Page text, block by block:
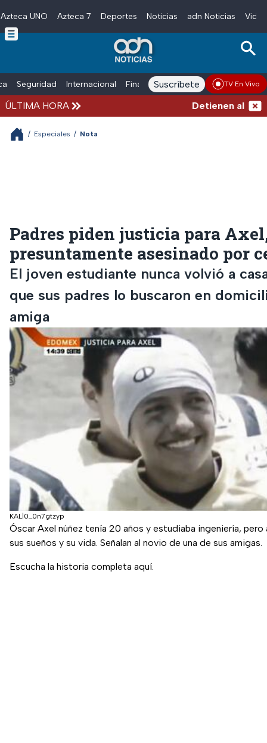
Skip to main content
Azteca UNO Azteca 7 Deportes Noticias adn Noticias
Seguridad Internacional Finanzas adn Noticias Radio
Suscríbete TV En Vivo
ÚLTIMA HORA Detienen al
/ Especiales / Nota
Padres piden justicia para
presuntamente asesinado por
El joven estudiante nunca volvió a
que sus padres lo buscaron en
amiga
KAL|0_0n7gtzyp
Óscar Axel núñez tenía 20 años y estudiaba ingeniería, pero
sus sueños y su vida. Señalan al novio de una de sus amigas.
Escucha la historia completa aquí.